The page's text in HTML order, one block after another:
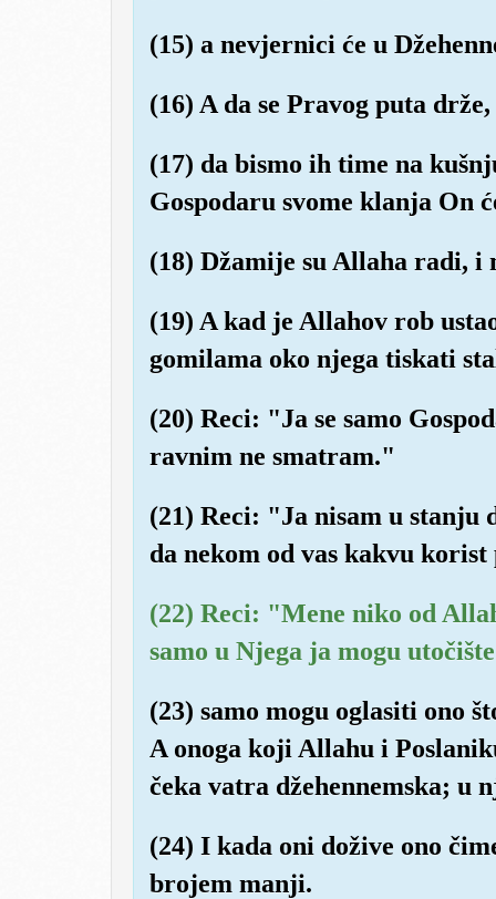
(15) a nevjernici će u
(16) A da se Pravog puta
(17) da bismo ih time na
Gospodaru svome klanja On
(18) Džamije su Allaha radi, i
(19) A kad je Allahov rob
gomilama oko njega tiskati
(20) Reci: "Ja se samo
ravnim ne smatram."
(21) Reci: "Ja nisam u stanju
da nekom od vas kakvu
(22) Reci: "Mene niko od
samo u Njega ja mogu
(23) samo mogu oglasiti ono
A onoga koji Allahu i
čeka vatra džehennemska; u
(24) I kada oni dožive ono
brojem manji.